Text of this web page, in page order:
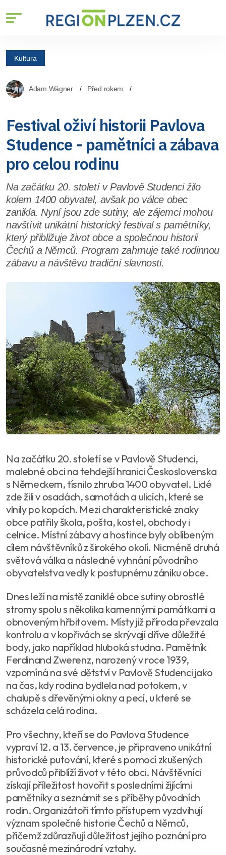
Kultura
Adam Wágner Před rokem
Festival oživí historii Pavlova
Studence - pamětníci a zábava
pro celou rodinu
Na začátku 20. století v Pavlově Studenci žilo
kolem 1400 obyvatel, avšak po válce obec
zanikla. Nyní jsou zde sutiny, ale zájemci mohou
navštívit unikátní historický festival s pamětníky,
který přibližuje život obce a společnou historii
Čechů a Němců. Program zahrnuje také rodinnou
zábavu a návštěvu tradiční slavnosti.
Na začátku 20. století se v Pavlově Studenci,
malebné obci na tehdejší hranici Československa
s Německem, tísnilo zhruba 1400 obyvatel. Lidé
zde žili v osadách, samotách a ulicích, které se
vlnily po kopcích. Mezi charakteristické znaky
obce patřily škola, pošta, kostel, obchody i
celnice. Místní zábavy a hostince byly oblíbeným
cílem návštěvníků z širokého okolí. Nicméně druhá
světová válka a následné vyhnání původního
obyvatelstva vedly k postupnému zániku obce.
Dnes leží na místě zaniklé obce sutiny obrostlé
stromy spolu s několika kamennými památkami a
obnoveným hřbitovem. Místy již příroda převzala
kontrolu a v kopřivách se skrývají dříve důležité
body, jako například hluboká studna. Pamětník
Ferdinand Zwerenz, narozený v roce 1939,
vzpomíná na své dětství v Pavlově Studenci jako
na čas, kdy rodina bydlela nad potokem, v
chalupě s dřevěnými okny a pecí, u které se
scházela celá rodina.
Pro všechny, kteří se do Pavlova Studence
vypraví 12. a 13. července, je připraveno unikátní
historické putování, které s pomocí zkušených
průvodců přiblíží život v této obci. Návštěvníci
získají příležitost hovořit s posledními žijícími
pamětníky a seznámit se s příběhy původních
rodin. Organizátoři tímto přístupem vyzdvihují
význam společné historie Čechů a Němců,
přičemž zdůrazňují důležitost jejího poznání pro
současné mezinárodní vztahy.